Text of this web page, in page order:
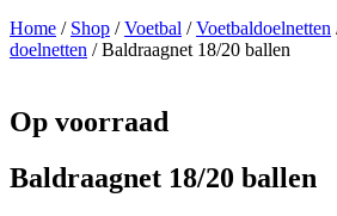
Home / Shop /Voetbal /Voetbaldoelnetten
doelnetten / Baldraagnet 18/20 ballen
Op voorraad
Baldraagnet 18/20 ballen